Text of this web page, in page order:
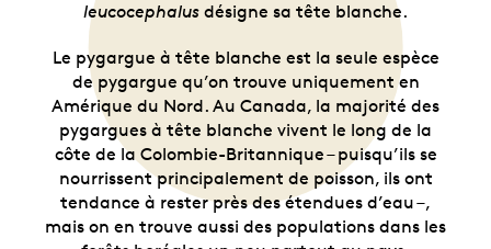
leucocephalus désigne sa tête blanche.
Le pygargue à tête blanche est la seule espèce
de pygargue qu’on trouve uniquement en
Amérique du Nord. Au Canada, la majorité des
pygargues à tête blanche vivent le long de la
côte de la Colombie-Britannique – puisqu’ils se
nourrissent principalement de poisson, ils ont
tendance à rester près des étendues d’eau –,
mais on en trouve aussi des populations dans les